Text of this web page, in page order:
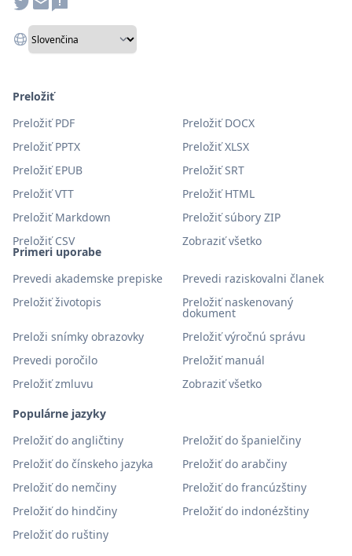
Primeri uporabe
Prevedi akademske prepiske
Prevedi raziskovalni članek
Preložiť životopis
Preložiť naskenovaný
dokument
Preloži snímky obrazovky
Preložiť výročnú správu
Prevedi poročilo
Preložiť manuál
Preložiť zmluvu
Zobraziť všetko
Populárne jazyky
Preložiť do angličtiny
Preložiť do španielčiny
Preložiť do čínskeho jazyka
Preložiť do arabčiny
Preložiť do nemčiny
Preložiť do francúzštiny
Preložiť do hindčiny
Preložiť do indonézštiny
Preložiť do ruštiny
Preložiť
Preložiť PDF
Preložiť DOCX
Preložiť PPTX
Preložiť XLSX
Preložiť EPUB
Preložiť SRT
Preložiť VTT
Preložiť HTML
Preložiť Markdown
Preložiť súbory ZIP
Preložiť CSV
Zobraziť všetko